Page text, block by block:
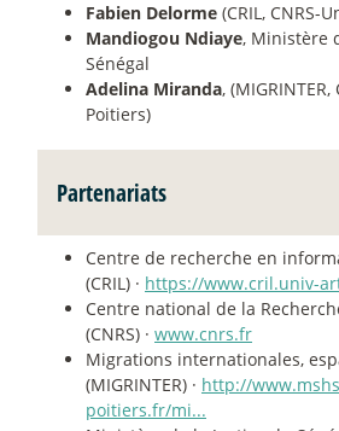
Fabien Delorme (CRIL, CNRS-
Mandiogou Ndiaye, Ministère
Sénégal
Adelina Miranda,
Poitiers)
Partenariats
Centre de recherche en
(CRIL) · https://www.cril.univ-
Centre national de la
(CNRS) · www.cnrs.fr
Migrations internationales,
(MIGRINTER) · http://
poitiers.fr/mi...